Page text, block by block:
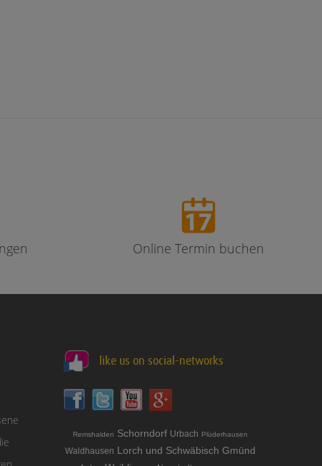
Online Termin buchen
like us on social-networks
Remshalden Schorndorf Urbach Plüderhausen
Waldhausen Lorch und Schwäbisch Gmünd